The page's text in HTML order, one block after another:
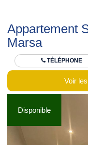
Appartement
Marsa
TÉLÉPHONE
Voir
Disponible